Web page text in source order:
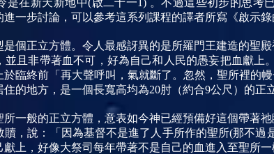
是在新天新地中(啟二十一1) 。不過這些初步的思考
一步討論，可以參考這系列課程的譯者所寫《啟示錄
個正立方體。令人最感訝異的是所羅門王建造的聖
並且非帶著血不可，好為自己和人民的愚妄把血獻上
臨終前「再大聲呼叫，氣就斷了。忽然，聖所裡的
的地方，是一個長寬高均為20肘（約合9公尺）的正
所一般的正立方體，意表如今神已經預備好這個帶著
，說：「因為基督不是進了人手所作的聖所(那不
上，好像大祭司每年帶著不是自己的血進入至聖所